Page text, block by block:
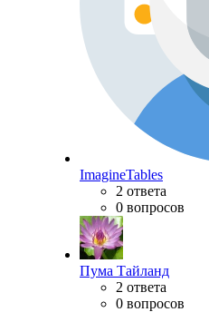
ImagineTables
2 ответа
0 вопросов
Пума Тайланд
2 ответа
0 вопросов